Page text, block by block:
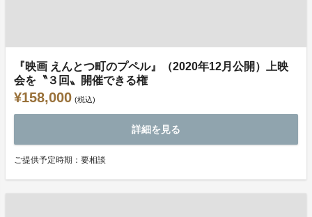
『映画 えんとつ町のプペル』（2020年12月公開）上映
会を〝３回〟開催できる権
¥158,000 (税込)
詳細を見る
ご提供予定時期：要相談